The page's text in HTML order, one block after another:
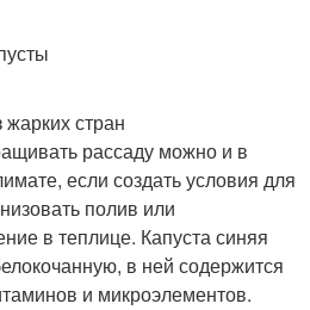
стран
рассаду можно и в
если создать условия для
полив или
в теплице. Капуста синяя
в ней содержится
и микроэлементов.